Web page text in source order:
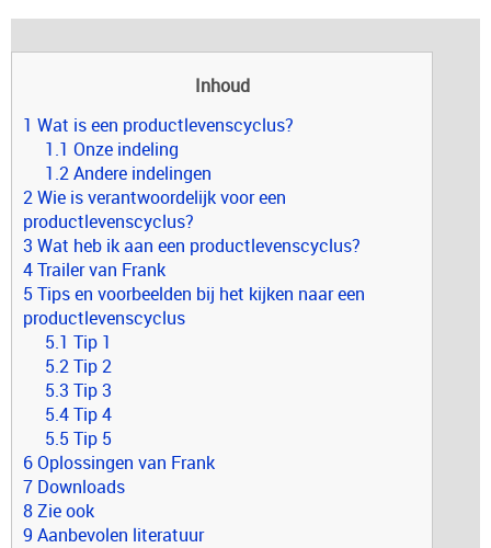
Inhoud
1 Wat is een productlevenscyclus?
1.1 Onze indeling
1.2 Andere indelingen
2 Wie is verantwoordelijk voor een
productlevenscyclus?
3 Wat heb ik aan een productlevenscyclus?
4 Trailer van Frank
5 Tips en voorbeelden bij het kijken naar een
productlevenscyclus
5.1 Tip 1
5.2 Tip 2
5.3 Tip 3
5.4 Tip 4
5.5 Tip 5
6 Oplossingen van Frank
7 Downloads
8 Zie ook
9 Aanbevolen literatuur